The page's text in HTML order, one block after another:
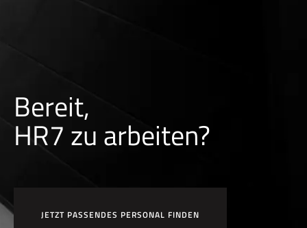
Bereit,
HR7 zu arbeiten?
JETZT PASSENDES PERSONAL FINDEN